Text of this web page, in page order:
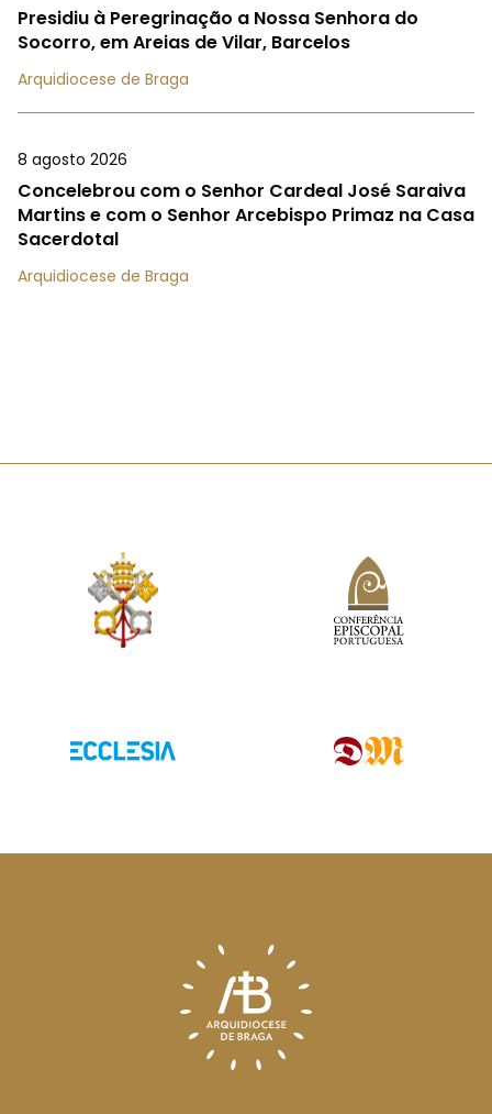
Presidiu à Peregrinação a Nossa Senhora do
Socorro, em Areias de Vilar, Barcelos
Arquidiocese de Braga
8 agosto 2026
Concelebrou com o Senhor Cardeal José Saraiva
Martins e com o Senhor Arcebispo Primaz na Casa
Sacerdotal
Arquidiocese de Braga